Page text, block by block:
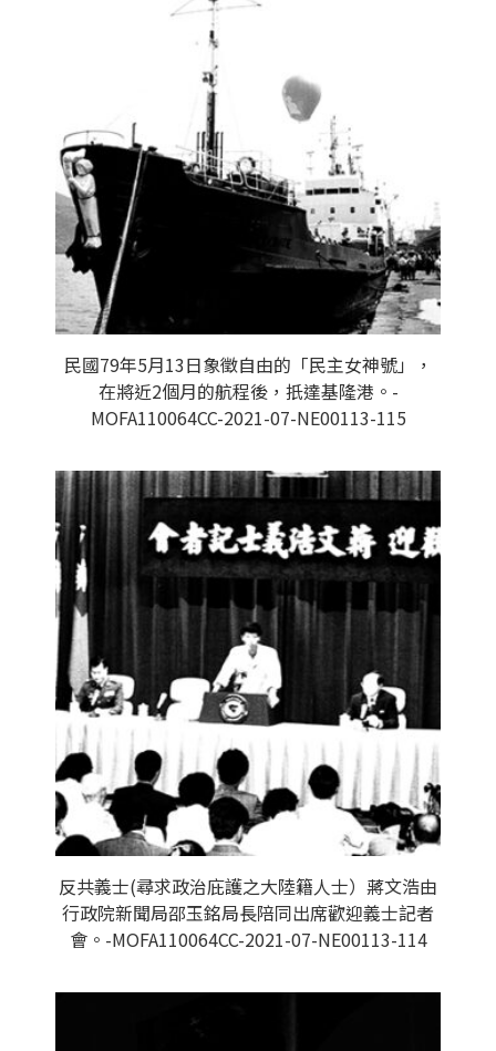
民國79年5月13日象徵自由的「民主女神號」，
在將近2個月的航程後，扺達基隆港。-
MOFA110064CC-2021-07-NE00113-115
反共義士(尋求政治庇護之大陸籍人士）蔣文浩由
行政院新聞局邵玉銘局長陪同出席歡迎義士記者
會。-MOFA110064CC-2021-07-NE00113-114